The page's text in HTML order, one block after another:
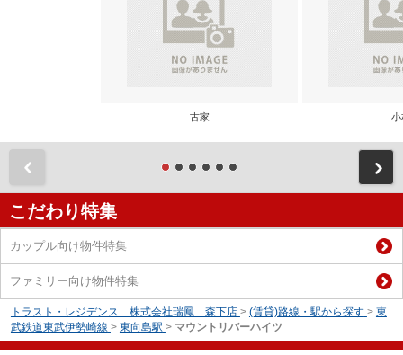
古家 小
こだわり特集
カップル向け物件特集
ファミリー向け物件特集
トラスト・レジデンス 株式会社瑞鳳 森下店 > (賃貸)路線・駅から探す > 東
武鉄道東武伊勢崎線 > 東向島駅 > マウントリバーハイツ